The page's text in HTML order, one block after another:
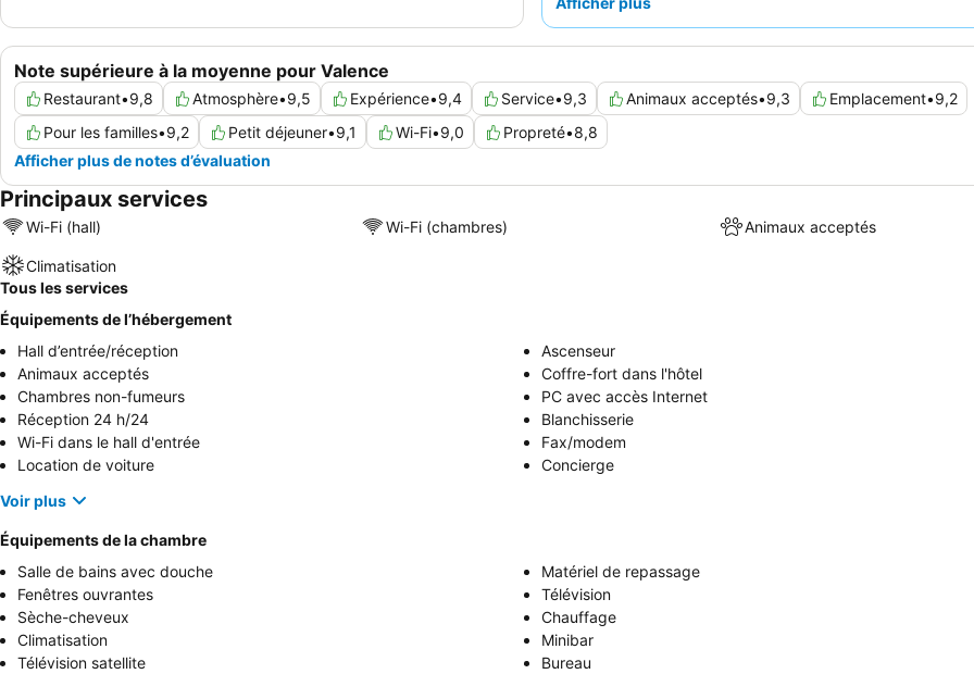
expérience plus spacieuse, pensez à réserver une
Note supérieure à la moyenne pour Valence
Restaurant•9,8 Atmosphère•9,5 Expérience•9,4 Service•9,3 Animaux acceptés•9,3 Emplacement•9,2
Pour les familles•9,2 Petit déjeuner•9,1 Wi-Fi•9,0 Propreté•8,8
Afficher plus de notes d’évaluation
Principaux services
Wi-Fi (hall) Wi-Fi (chambres) Animaux acceptés
Climatisation
Tous les services
Équipements de l’hébergement
Hall d’entrée/réception
Ascenseur
Animaux acceptés
Coffre-fort dans l'hôtel
Chambres non-fumeurs
PC avec accès Internet
Réception 24 h/24
Blanchisserie
Wi-Fi dans le hall d'entrée
Fax/modem
Location de voiture
Concierge
Voir plus
Équipements de la chambre
Salle de bains avec douche
Matériel de repassage
Fenêtres ouvrantes
Télévision
Sèche-cheveux
Chauffage
Climatisation
Minibar
Télévision satellite
Bureau